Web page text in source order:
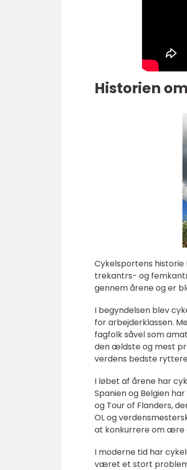
Historien
Cykelsportens historie
trekantrs- og
gennem årene og er
I begyndelsen blev
for arbejderklassen.
fagfolk såvel som
den ældste og mest
verdens bedste
I løbet af årene har
Spanien og Belgien
og Tour of Flanders,
OL og
at konkurrere om ære
I moderne tid har
været et stort